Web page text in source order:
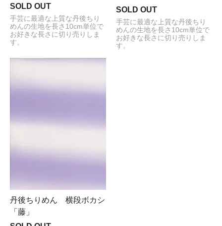
SOLD OUT
手芸に最適な上質な丹後ちり
めんの生地を長さ10cm単位で
お好きな長さに切り売りしま
す。
SOLD OUT
手芸に最適な上質な丹後ちり
めんの生地を長さ10cm単位で
お好きな長さに切り売りしま
す。
丹後ちりめん 横段ボカシ
「藤」